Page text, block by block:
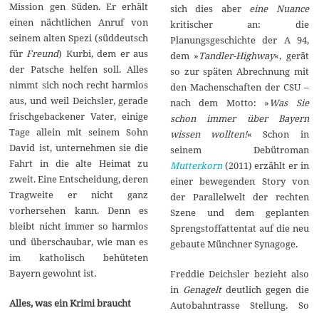
Mission gen Süden. Er erhält
einen nächtlichen Anruf von
seinem alten Spezi (süddeutsch
fürFreund) Kurbi, dem er aus
der Patsche helfen soll. Alles
nimmt sich noch recht harmlos
aus, und weil Deichsler, gerade
frischgebackener Vater, einige
Tage allein mit seinem Sohn
David ist, unternehmen sie die
Fahrt in die alte Heimat zu
zweit. Eine Entscheidung, deren
Tragweite er nicht ganz
vorhersehen kann. Denn es
bleibt nicht immer so harmlos
und überschaubar, wie man es
im katholisch behüteten
Bayern gewohnt ist.
Alles, was ein Krimi braucht
sich dies aber eine Nuance
kritischer an: die
Planungsgeschichte der A 94,
dem »Tandler-Highway«, gerät
so zur späten Abrechnung mit
den Machenschaften der CSU –
nach dem Motto: »Was Sie
schon immer über Bayern
wissen wollten!« Schon in
seinem Debütroman
Mutterkorn(2011) erzählt er in
einer bewegenden Story von
der Parallelwelt der rechten
Szene und dem geplanten
Sprengstoffattentat auf die neu
gebaute Münchner Synagoge.
Freddie Deichsler bezieht also
in Genageltdeutlich gegen die
Autobahntrasse Stellung. So